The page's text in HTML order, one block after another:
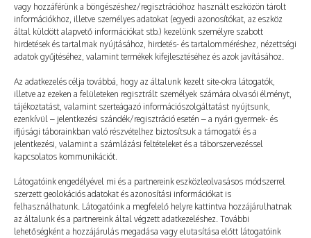
vagy hozzáférünk a böngészéshez/regisztrációhoz használt eszközön tárolt
információkhoz, illetve személyes adatokat (egyedi azonosítókat, az eszköz
által küldött alapvető információkat stb.) kezelünk személyre szabott
hirdetések és tartalmak nyújtásához, hirdetés- és tartalomméréshez, nézettségi
adatok gyűjtéséhez, valamint termékek kifejlesztéséhez és azok javításához.
Az adatkezelés célja továbbá, hogy az általunk kezelt site-okra látogatók,
illetve az ezeken a felületeken regisztrált személyek számára olvasói élményt,
tájékoztatást, valamint szerteágazó információszolgáltatást nyújtsunk,
ezenkívül – jelentkezési szándék/regisztráció esetén – a nyári gyermek- és
ifjúsági táborainkban való részvételhez biztosítsuk a támogatói és a
jelentkezési, valamint a számlázási feltételeket és a táborszervezéssel
kapcsolatos kommunikációt.
Látogatóink engedélyével mi és a partnereink eszközleolvasásos módszerrel
szerzett geolokációs adatokat és azonosítási információkat is
felhasználhatunk. Látogatóink a megfelelő helyre kattintva hozzájárulhatnak
az általunk és a partnereink által végzett adatkezeléshez. További
lehetőségként a hozzájárulás megadása vagy elutasítása előtt látogatóink
Még több